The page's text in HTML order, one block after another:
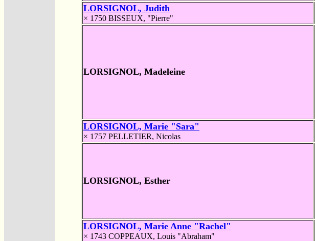
LORSIGNOL, Judith
× 1750 BISSEUX, "Pierre"
LORSIGNOL, Madeleine
LORSIGNOL, Marie "Sara"
× 1757 PELLETIER, Nicolas
LORSIGNOL, Esther
LORSIGNOL, Marie Anne "Rachel"
× 1743 COPPEAUX, Louis "Abraham"